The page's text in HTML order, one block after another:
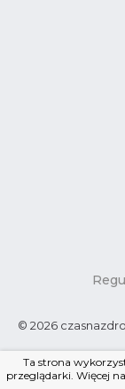
© 2026
Ta strona
przeglądarki. Więcej